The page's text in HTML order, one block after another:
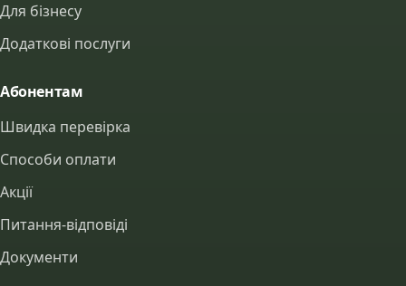
Для бізнесу
Додаткові послуги
Абонентам
Швидка перевірка
Способи оплати
Акції
Питання-відповіді
Документи